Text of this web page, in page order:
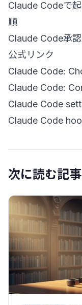
Claude Codeで
順
Claude Code承
公式リンク
Claude Code:
Claude Code:
Claude Code
Claude Code
次に読む記事